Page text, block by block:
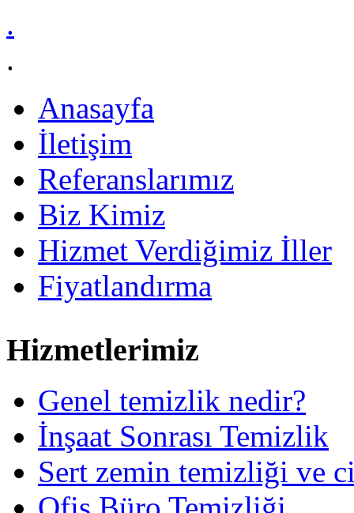
.
.
Anasayfa
İletişim
Referanslarımız
Biz Kimiz
Hizmet Verdiğimiz İller
Fiyatlandırma
Hizmetlerimiz
Genel temizlik nedir?
İnşaat Sonrası Temizlik
Sert zemin temizliği ve